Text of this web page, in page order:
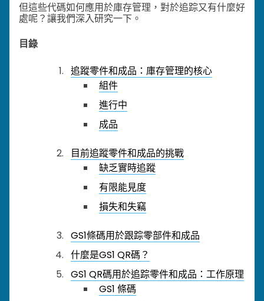
但這些代碼如何應用於庫存管理，對於追踪又有什麼好
處呢？讓我們深入研究一下。
目錄
追蹤零件和成品：庫存管理的核心
組件
進行中
成品
目前追蹤零件和成品的挑戰
缺乏實時追蹤
有限能見度
損失和失竊
GS1條碼用於跟踪零部件和成品
什麼是GS1 QR碼？
GS1 QR碼用於追踪零件和成品：工作原理
GS1 條碼